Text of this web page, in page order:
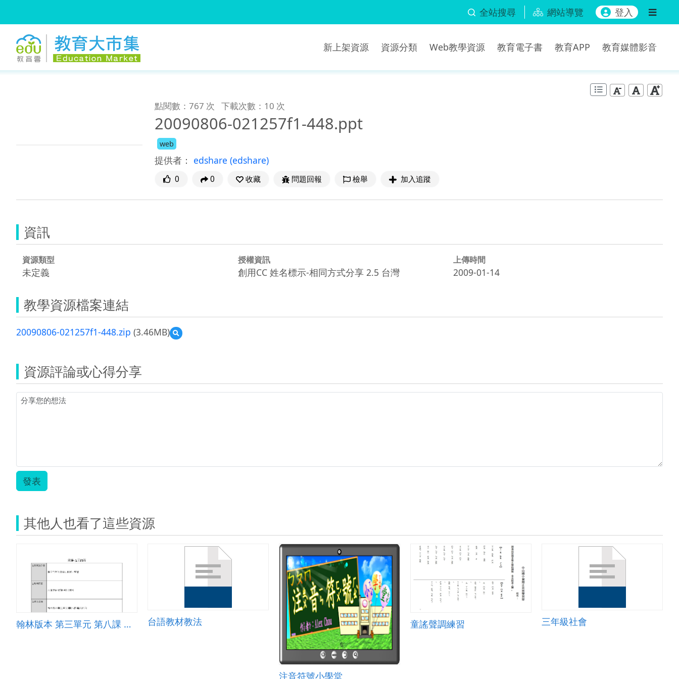
全站搜尋 網站導覽 登入
新上架資源 資源分類 Web教學資源 教育電子書 教育APP 教育媒體影音
點閱數：767 次 下載次數：10 次
20090806-021257f1-448.ppt
web
提供者： edshare (edshare)
0 0 收藏 問題回報 檢舉 加入追蹤
資訊
資源類型
未定義
授權資訊
創用CC 姓名標示-相同方式分享 2.5 台灣
上傳時間
2009-01-14
教學資源檔案連結
20090806-021257f1-448.zip (3.46MB)
預
覽
資源評論或心得分享
發表
其他人也看了這些資源
翰林版本 第三單元 第八課 春天的雨 台語教材教法
注音符號小學堂
童謠聲調練習 三年級社會